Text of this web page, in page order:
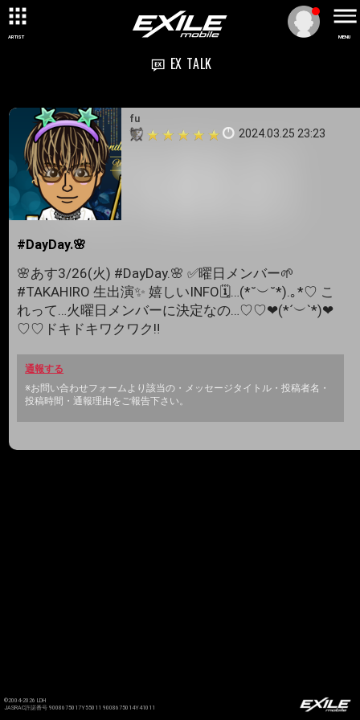
ARTIST MENU
EX TALK
fu
2024.03.25 23:23
#DayDay.🌸
🌸あす3/26(火) #DayDay.🌸 ✅曜日メンバー🌱
#TAKAHIRO 生出演✨ 嬉しいINFO🗓️…(⁠*⁠˘⁠︶⁠˘⁠*⁠)⁠.⁠｡⁠*⁠♡ こ
れって…火曜日メンバーに決定なの…♡♡❤︎(*´︶`*)❤︎
♡♡ドキドキワクワク‼️
通報する
※お問い合わせフォームより該当の・メッセージタイトル・投稿者名・
投稿時間・通報理由をご報告下さい。
©2004-2026 LDH
JASRAC許諾番号 9008675017Y55011 9008675014Y41011